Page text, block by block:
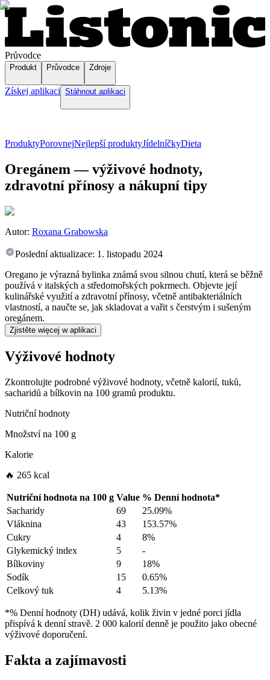
Průvodce
Produkt Průvodce Zdroje
Získej aplikaci Stáhnout aplikaci
ProduktyPorovnejNejlepší produktyJídelníčkyDieta
Oregánem — výživové hodnoty,
zdravotní přínosy a nákupní tipy
Autor: Roxana Grabowska
Poslední aktualizace: 1. listopadu 2024
Oregano je výrazná bylinka známá svou silnou chutí, která se běžně
používá v italských a středomořských pokrmech. Objevte její
kulinářské využití a zdravotní přínosy, včetně antibakteriálních
vlastností, a naučte se, jak skladovat a vařit s čerstvým i sušeným
oregánem.
Zjistěte więcej w aplikaci
Výživové hodnoty
Zkontrolujte podrobné výživové hodnoty, včetně kalorií, tuků,
sacharidů a bílkovin na 100 gramů produktu.
Nutriční hodnoty
Množství na 100 g
Kalorie
🔥 265 kcal
Nutriční hodnota na 100 g Value % Denní hodnota*
Sacharidy
69
25.09%
Vláknina
43
153.57%
Cukry
4
8%
Glykemický index
5
-
Bílkoviny
9
18%
Sodík
15
0.65%
Celkový tuk
4 5.13%
*% Denní hodnoty (DH) udává, kolik živin v jedné porci jídla
přispívá k denní stravě. 2 000 kalorií denně je použito jako obecné
výživové doporučení.
Fakta a zajímavosti